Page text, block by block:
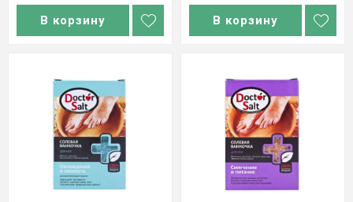
В корзину В корзину